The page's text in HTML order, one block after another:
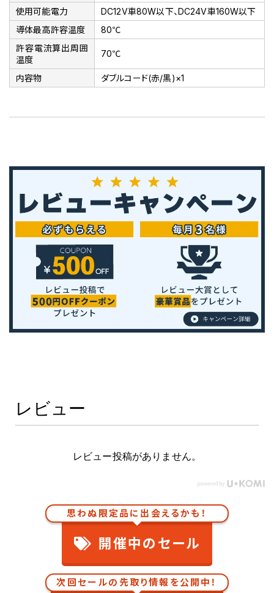
使用可能電力
DC12V車80W以下、DC24V車160W以下
導体最高許容温度
80℃
許容電流算出周囲
温度
70℃
内容物 ダブルコード(赤/黒)×1
レビュー
レビュー投稿がありません。
思わぬ限定品に出会えるかも！
開催中のセール
次回セールの先取り情報を公開中！